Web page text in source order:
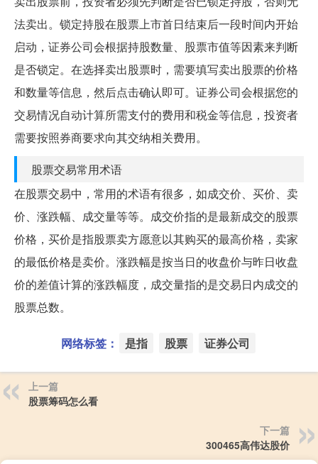
法卖出。锁定持股在股票上市首日结束后一段时间内开始
启动，证券公司会根据持股数量、股票市值等因素来判断
是否锁定。在选择卖出股票时，需要填写卖出股票的价格
和数量等信息，然后点击确认即可。证券公司会根据您的
交易情况自动计算所需支付的费用和税金等信息，投资者
需要按照券商要求向其交纳相关费用。
股票交易常用术语
在股票交易中，常用的术语有很多，如成交价、买价、卖
价、涨跌幅、成交量等等。成交价指的是最新成交的股票
价格，买价是指股票卖方愿意以其购买的最高价格，卖家
的最低价格是卖价。涨跌幅是按当日的收盘价与昨日收盘
价的差值计算的涨跌幅度，成交量指的是交易日内成交的
股票总数。
网络标签： 是指 股票 证券公司
上一篇
股票筹码怎么看
下一篇
300465高伟达股价